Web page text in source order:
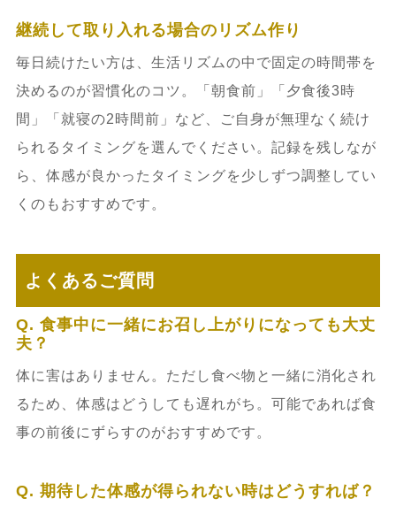
継続して取り入れる場合のリズム作り
毎日続けたい方は、生活リズムの中で固定の時間帯を
決めるのが習慣化のコツ。「朝食前」「夕食後3時
間」「就寝の2時間前」など、ご自身が無理なく続け
られるタイミングを選んでください。記録を残しなが
ら、体感が良かったタイミングを少しずつ調整してい
くのもおすすめです。
よくあるご質問
Q. 食事中に一緒にお召し上がりになっても大丈
夫？
体に害はありません。ただし食べ物と一緒に消化され
るため、体感はどうしても遅れがち。可能であれば食
事の前後にずらすのがおすすめです。
Q. 期待した体感が得られない時はどうすれば？